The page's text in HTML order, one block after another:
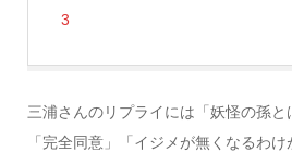
3
三浦さんのリプライには「妖怪の孫と
「完全同意」「イジメが無くなるわ